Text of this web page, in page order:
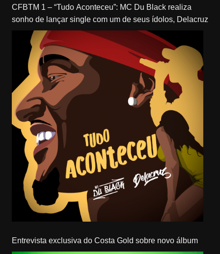
CFBTM 1 – “Tudo Aconteceu”: MC Du Black realiza
sonho de lançar single com um de seus ídolos, Delacruz
Entrevista exclusiva do Costa Gold sobre novo álbum